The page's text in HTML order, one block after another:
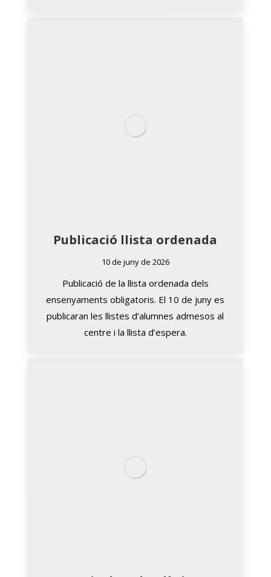
Publicació llista ordenada
10 de juny de 2026
Publicació de la llista ordenada dels
ensenyaments obligatoris. El 10 de juny es
publicaran les llistes d’alumnes admesos al
centre i la llista d’espera.